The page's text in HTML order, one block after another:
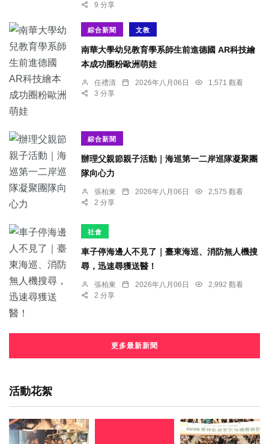
9 分享
綜合新聞 文教
南華大學幼兒教育學系師生前進德國 AR科技繪
本成功圈粉歐洲萌娃
任禮清 2026年八月06日
1,571 觀看
3 分享
綜合新聞
辦理父親節親子活動｜海巡第一二岸巡隊凝聚團
隊向心力
張柏東 2026年八月06日
2,575 觀看
2 分享
社會
車子停海邊人不見了｜臺東海巡、消防無人機搜
尋，迅速尋獲送醫！
張柏東 2026年八月06日
2,992 觀看
2 分享
更多最新新聞
活動花絮